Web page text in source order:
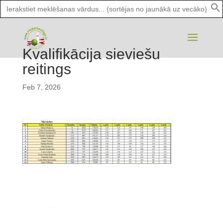
Search
for:
Kvalifikācija sieviešu
reitings
Feb 7, 2026